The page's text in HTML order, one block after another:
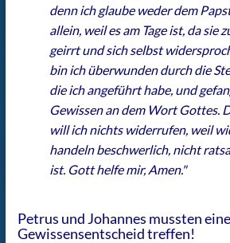
denn ich glaube weder dem
allein, weil es am Tage ist, da sie
geirrt und sich selbst
bin ich überwunden durch die
die ich angeführt habe, und
Gewissen an dem Wort Gottes.
will ich nichts widerrufen, weil
handeln beschwerlich, nicht
ist. Gott helfe mir, Amen."
Petrus und Johannes mussten
Gewissensentscheid treffen!